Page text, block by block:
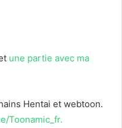
une partie avec ma
Hentai et webtoon.
Toonamic_fr.